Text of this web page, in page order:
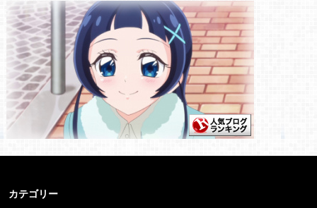
カテゴリー